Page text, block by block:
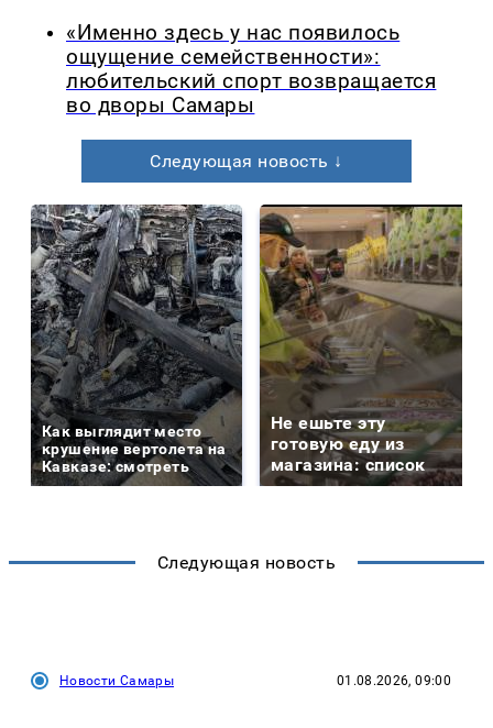
«Именно здесь у нас появилось
ощущение семейственности»:
любительский спорт возвращается
во дворы Самары
Следующая новость ↓
Как выглядит место
крушение вертолета на
Кавказе: смотреть
Не ешьте эту
готовую еду из
магазина: список
Следующая новость
Новости Самары 01.08.2026, 09:00